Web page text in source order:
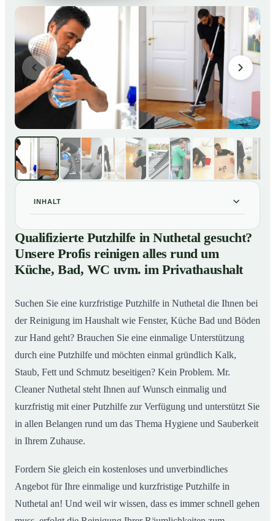
INHALT
01Qualifizierte Putzhilfe in Nuthetal gesucht? Unsere
Profis reinigen alles rund um Küche, Bad, WC uvm. im
Privathaushalt
02So einfach buchen Sie eine Putzhilfe in Nuthetal
Qualifizierte Putzhilfe in Nuthetal gesucht?
Unsere Profis reinigen alles rund um
Küche, Bad, WC uvm. im Privathaushalt
Suchen Sie eine kurzfristige Putzhilfe in Nuthetal die Ihnen bei
der Reinigung im Haushalt wie Fenster, Küche Bad und Böden
zur Hand geht? Brauchen Sie eine einmalige Unterstützung
durch eine Putzhilfe und möchten einmal gründlich Kalk,
Staub, Fett und Schmutz beseitigen? Kein Problem. Mr.
Cleaner Nuthetal steht Ihnen auf Wunsch einmalig und
kurzfristig mit einer Putzhilfe zur Verfügung und unterstützt Sie
in allen Belangen rund um das Thema Hygiene und Sauberkeit
in Ihrem Zuhause.
Fordern Sie gleich ein kostenloses und unverbindliches
Angebot für Ihre einmalige und kurzfristige Putzhilfe in
Nuthetal an! Und weil wir wissen, dass es immer schnell gehen